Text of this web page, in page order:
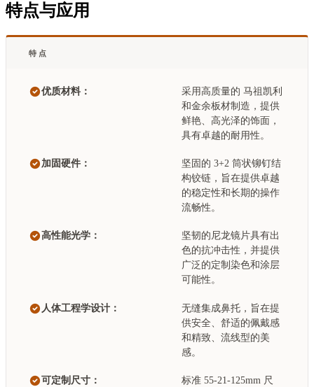
特点与应用
特点
优质材料：
采用高质量的 马祖凯利
和金余板材制造，提供
鲜艳、高光泽的饰面，
具有卓越的耐用性。
加固硬件：
坚固的 3+2 筒状铆钉结
构铰链，旨在提供卓越
的稳定性和长期的操作
流畅性。
高性能光学：
坚韧的尼龙镜片具有出
色的抗冲击性，并提供
广泛的定制染色和涂层
可能性。
人体工程学设计：
无缝集成鼻托，旨在提
供安全、舒适的佩戴感
和精致、流线型的美
感。
可定制尺寸：
标准 55-21-125mm 尺